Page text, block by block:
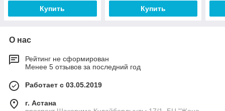
Купить Купить
О нас
Рейтинг не сформирован
Менее 5 отзывов за последний год
Работает с 03.05.2019
г. Астана